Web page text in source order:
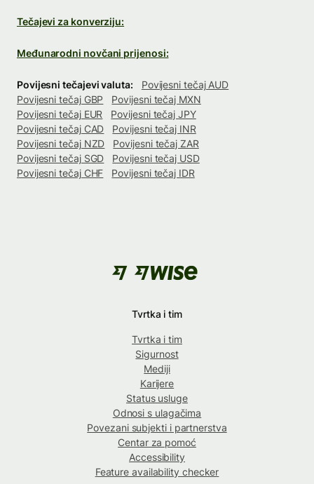
Tečajevi za konverziju:
Međunarodni novčani prijenosi:
Povijesni tečajevi valuta:
Povijesni tečaj AUD
Povijesni tečaj GBP
Povijesni tečaj MXN
Povijesni tečaj EUR
Povijesni tečaj JPY
Povijesni tečaj CAD
Povijesni tečaj INR
Povijesni tečaj NZD
Povijesni tečaj ZAR
Povijesni tečaj SGD
Povijesni tečaj USD
Povijesni tečaj CHF
Povijesni tečaj IDR
Tvrtka i tim
Tvrtka i tim
Sigurnost
Mediji
Karijere
Status usluge
Odnosi s ulagačima
Povezani subjekti i partnerstva
Centar za pomoć
Accessibility
Feature availability checker